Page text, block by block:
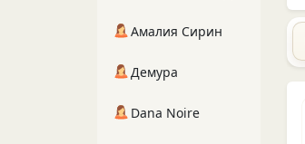
Амалия Сирин
Демура
Dana Noire